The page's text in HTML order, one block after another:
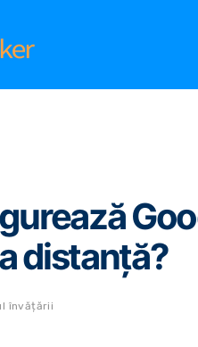
distanță?
învățării